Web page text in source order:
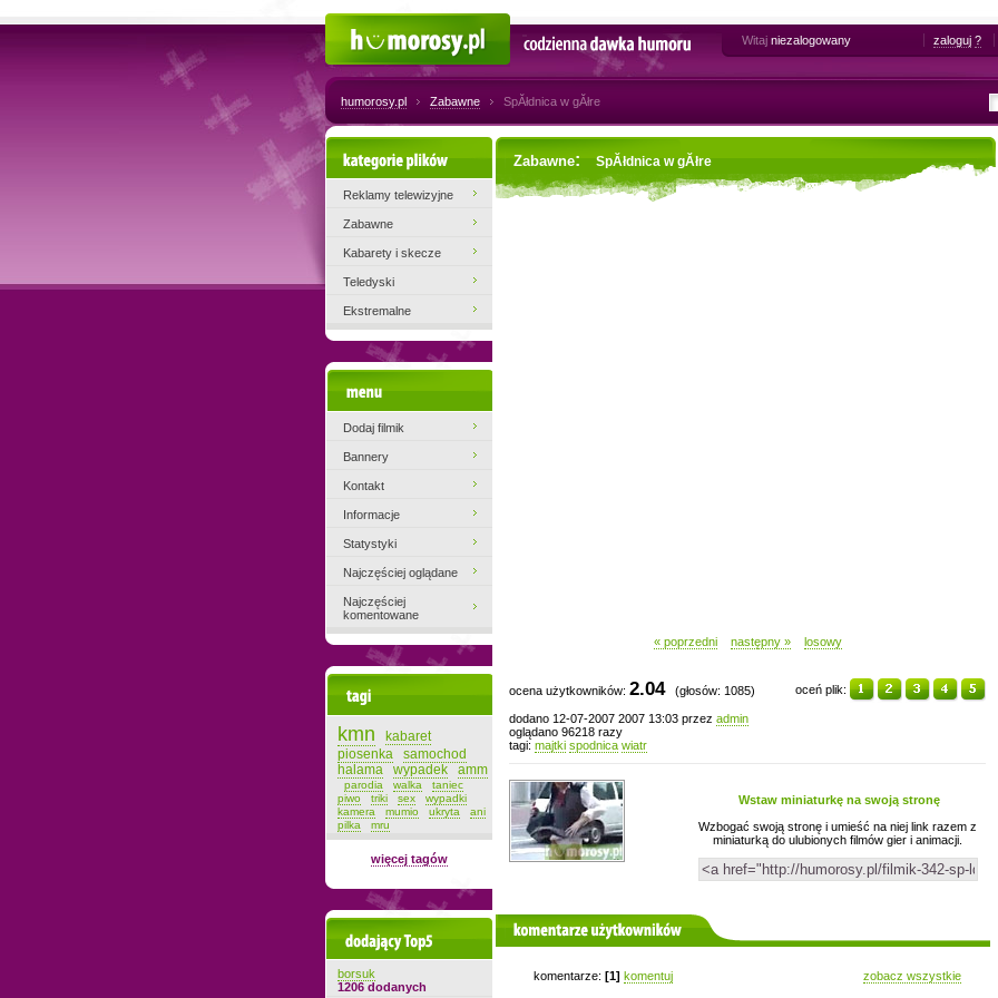
Codzienna dawka humoru
Witaj niezalogowany zaloguj ?
humorosy.pl Zabawne SpĂłdnica w gĂłre
Zabawne: SpĂłdnica w gĂłre
« poprzedni następny » losowy
ocena użytkowników: 2.04(głosów: 1085) oceń plik:
dodano 12-07-2007 2007 13:03 przez admin
oglądano 96218 razy
tagi: majtki spodnica wiatr
Wstaw miniaturkę na swoją stronę
Wzbogać swoją stronę i umieść na niej link razem z
miniaturką do ulubionych filmów gier i animacji.
komentarze użytkowników
komentarze: [1] komentuj zobacz wszystkie
Kategorie plików
Reklamy telewizyjne
Zabawne
Kabarety i skecze
Teledyski
Ekstremalne
Dodaj filmik
Bannery
Kontakt
Informacje
Statystyki
Najczęściej oglądane
Najczęściej
komentowane
kmn
kabaret
piosenka
samochod
halama
wypadek amm
parodia walka
taniec
piwo
triki sex
wypadki
kamera
mumio ukryta
ani
pilka
mru
więcej tagów
Dodający top-5
borsuk
1206 dodanych